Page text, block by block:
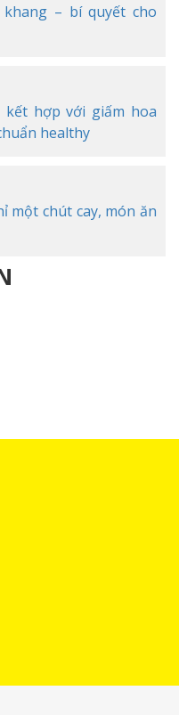
– bí quyết cho
kết hợp với giấm hoa
healthy
một chút cay, món ăn